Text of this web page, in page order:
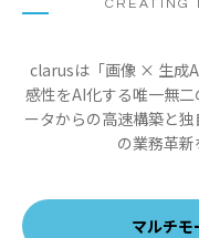
CREATING
clarusは「画像 × 生成
感性をAI化する唯一無
ータからの高速構築と
の業務革新
マルチモ